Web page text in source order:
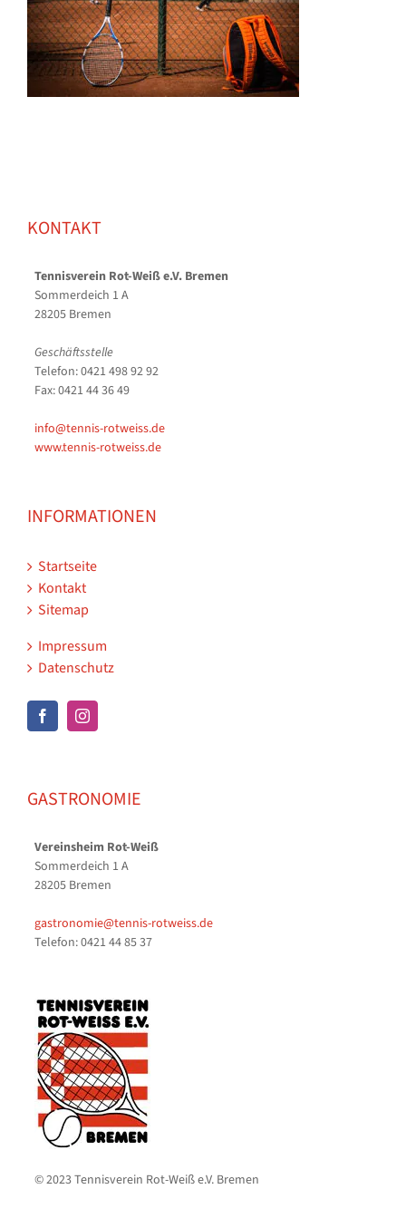
KONTAKT
Tennisverein Rot-Weiß e.V. Bremen
Sommerdeich 1 A
28205 Bremen
Geschäftsstelle
Telefon: 0421 498 92 92
Fax: 0421 44 36 49
info@tennis-rotweiss.de
www.tennis-rotweiss.de
INFORMATIONEN
Startseite
Kontakt
Sitemap
Impressum
Datenschutz
GASTRONOMIE
Vereinsheim Rot-Weiß
Sommerdeich 1 A
28205 Bremen
gastronomie@tennis-rotweiss.de
Telefon: 0421 44 85 37
© 2023 Tennisverein Rot-Weiß e.V. Bremen